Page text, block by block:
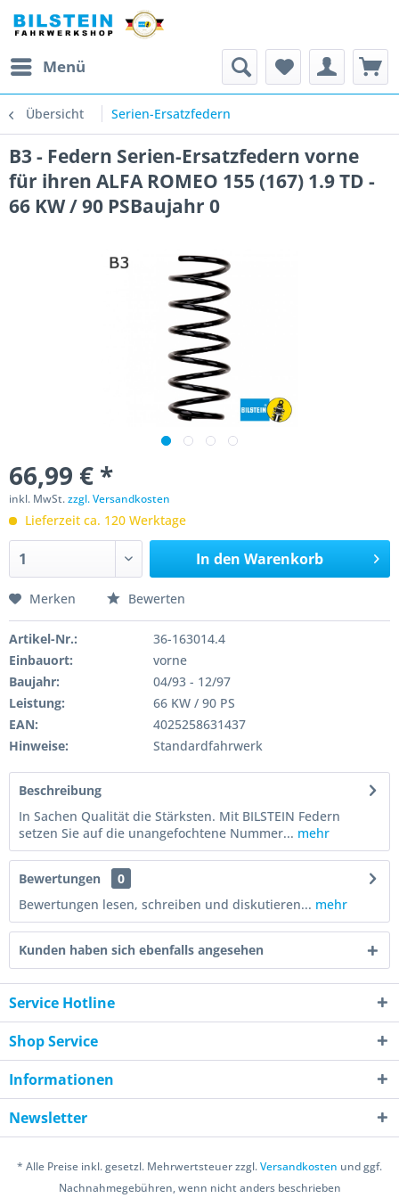
Menü
Übersicht Serien-Ersatzfedern
B3 - Federn Serien-Ersatzfedern vorne
für ihren ALFA ROMEO 155 (167) 1.9 TD -
66 KW / 90 PSBaujahr 0
66,99 € *
inkl. MwSt.zzgl. Versandkosten
Lieferzeit ca. 120 Werktage
In den Warenkorb
Merken Bewerten
Artikel-Nr.:
36-163014.4
Einbauort:
vorne
Baujahr:
04/93 - 12/97
Leistung:
66 KW / 90 PS
EAN:
4025258631437
Hinweise:
Standardfahrwerk
Beschreibung
In Sachen Qualität die Stärksten. Mit BILSTEIN Federn
setzen Sie auf die unangefochtene Nummer... mehr
Bewertungen
0
Bewertungen lesen, schreiben und diskutieren... mehr
Kunden haben sich ebenfalls angesehen
Service Hotline
Shop Service
Informationen
Newsletter
* Alle Preise inkl. gesetzl. Mehrwertsteuer zzgl.Versandkosten und ggf.
Nachnahmegebühren, wenn nicht anders beschrieben